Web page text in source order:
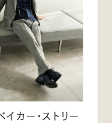
カー・ストリー